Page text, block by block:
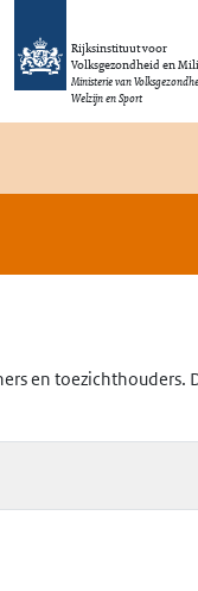
Rijksinstituut voor
Volksgezondheid en
Ministerie van
Welzijn en Sport
en